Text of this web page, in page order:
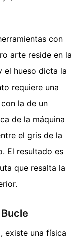
con
arte reside en la
el hueso dicta la
requiere una
la de un
de la máquina
el gris de la
El resultado es
que resalta la
existe una física